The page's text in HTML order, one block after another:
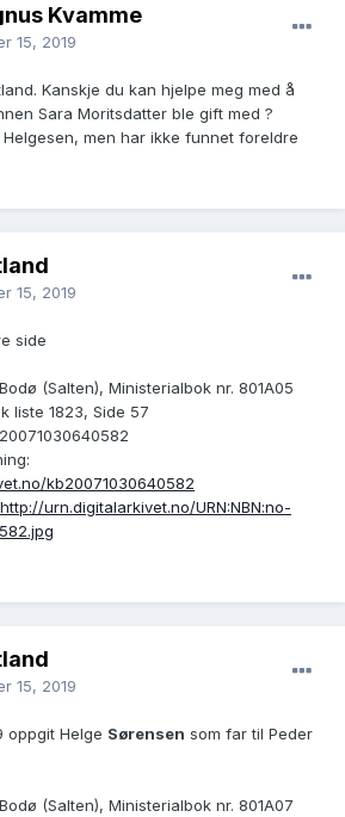
Kvamme
15, 2019
Kanskje du kan hjelpe meg med å
Sara Moritsdatter ble gift med ?
men har ikke funnet foreldre
15, 2019
side
(Salten), Ministerialbok nr. 801A05
liste 1823, Side 57
kb20071030640582
http://urn.digitalarkivet.no/URN:NBN:no-
15, 2019
oppgit Helge Sørensen som far til Peder
(Salten), Ministerialbok nr. 801A07